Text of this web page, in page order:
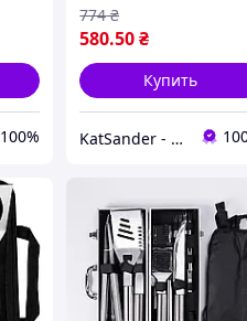
100%
580.50₴
774 ₴
Купить
KatSander - товары для уюта и комфорта